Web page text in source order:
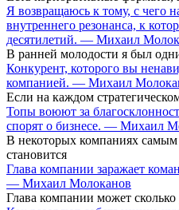
Я возвращаюсь к тому, с чего
внутреннего резонанса, к
десятилетий. — Михаил
В ранней молодости я был
Конкурент, которого вы
компанией. — Михаил
Если на каждом
Топы воюют за
спорят о бизнесе. — Михаил
В некоторых компаниях
становится
Глава компании заражает
— Михаил Молоканов
Глава компании может сколько